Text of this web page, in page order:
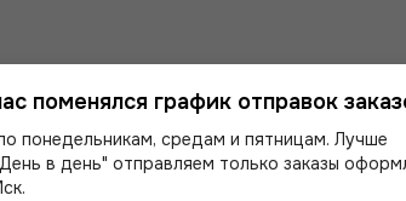
поменялся график отправок
понедельникам, средам и пятницам. Лучше
в день" отправляем только заказы